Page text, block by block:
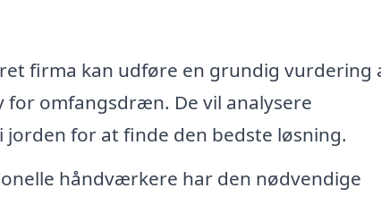
firma kan udføre en grundig vurdering
omfangsdræn. De vil analysere
for at finde den bedste løsning.
håndværkere har den nødvendige